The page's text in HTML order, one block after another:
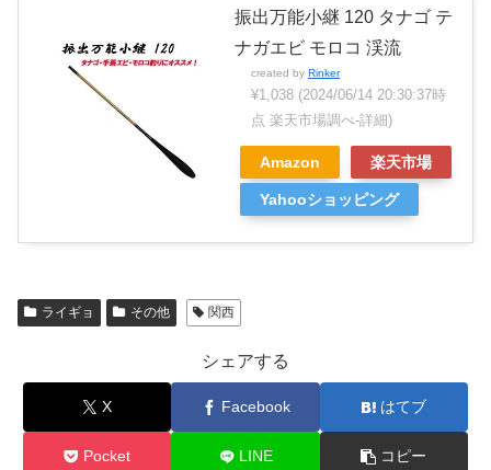
振出万能小継 120 タナゴ テ
ナガエビ モロコ 渓流
created by Rinker
¥1,038 (2024/06/14 20:30:37時
点 楽天市場調べ-詳細)
Amazon 楽天市場
Yahooショッピング
ライギョ その他 関西
シェアする
X Facebook はてブ
Pocket LINE コピー